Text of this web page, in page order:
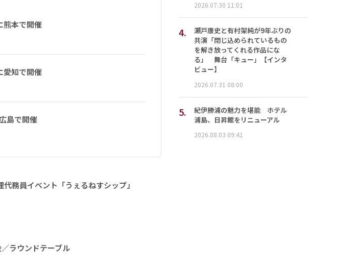
本で開催
知で開催
島で開催
務員イベント「うぇるねすシップ」
ラウンドテーブル
2026.07.30 11:01
4.
瀬戸康史と有村架純が9年ぶりの
共演「閉じ込められているもの
を解き放ってくれる作品にな
る」 舞台「キュー」【インタ
ビュー】
2026.07.31 08:00
5.
紀伊勝浦の魅力を堪能 ホテル
浦島、日昇館をリニューアル
2026.08.03 09:41